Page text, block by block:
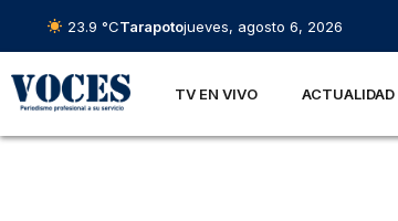
23.9 °CTarapotojueves, agosto 6, 2026
TV EN VIVO ACTUALIDAD